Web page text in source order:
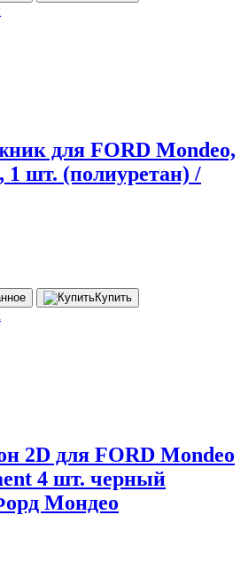
для FORD Mondeo,
1 шт. (полиуретан) /
Купить
2D для FORD Mondeo
4 шт. черный
Мондео